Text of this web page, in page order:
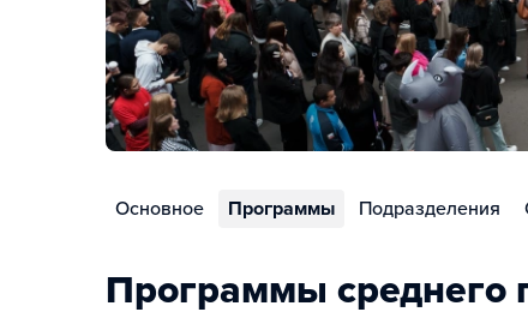
Основное Программы Подразделения
Программы среднего